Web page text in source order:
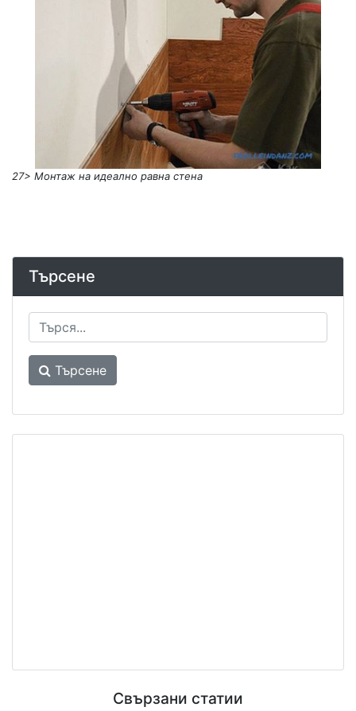
27> Монтаж на идеално равна стена
Търсене
Търсене
Свързани статии